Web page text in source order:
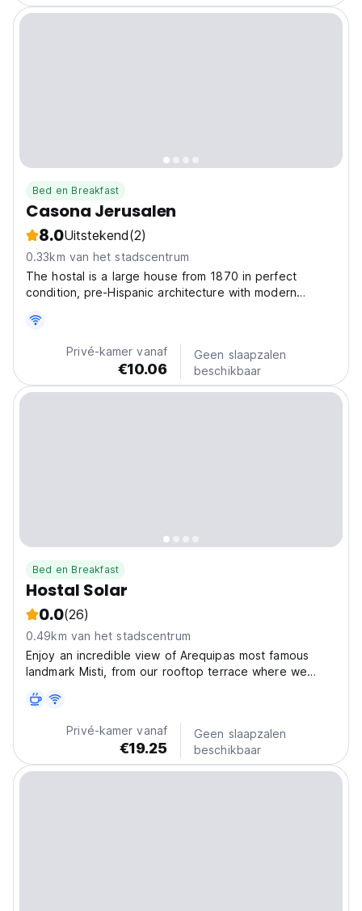
Bed en Breakfast
Casona Jerusalen
8.0Uitstekend(2)
0.33km van het stadscentrum
The hostal is a large house from 1870 in perfect
condition, pre-Hispanic architecture with modern
the heart of the city, three blocks from the main
square. Our target group is short and long stay
travellers....Privé-kamer vanaf
€10.06
Geen slaapzalen
beschikbaar
Bed en Breakfast
Hostal Solar
0.0(26)
0.49km van het stadscentrum
Enjoy an incredible view of Arequipas most famous
landmark Misti, from our rooftop terrace where we
from the center city. - Best place to find friend
travellers. Each one of our 16 rooms are designed
Privé-kamer vanaf
€19.25
Geen slaapzalen
beschikbaar